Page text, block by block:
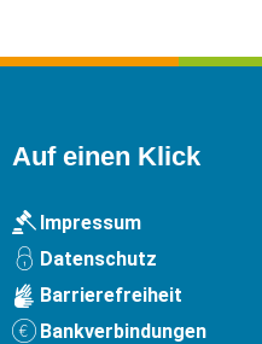
Auf einen Klick
Impressum
Datenschutz
Barrierefreiheit
Bankverbindungen